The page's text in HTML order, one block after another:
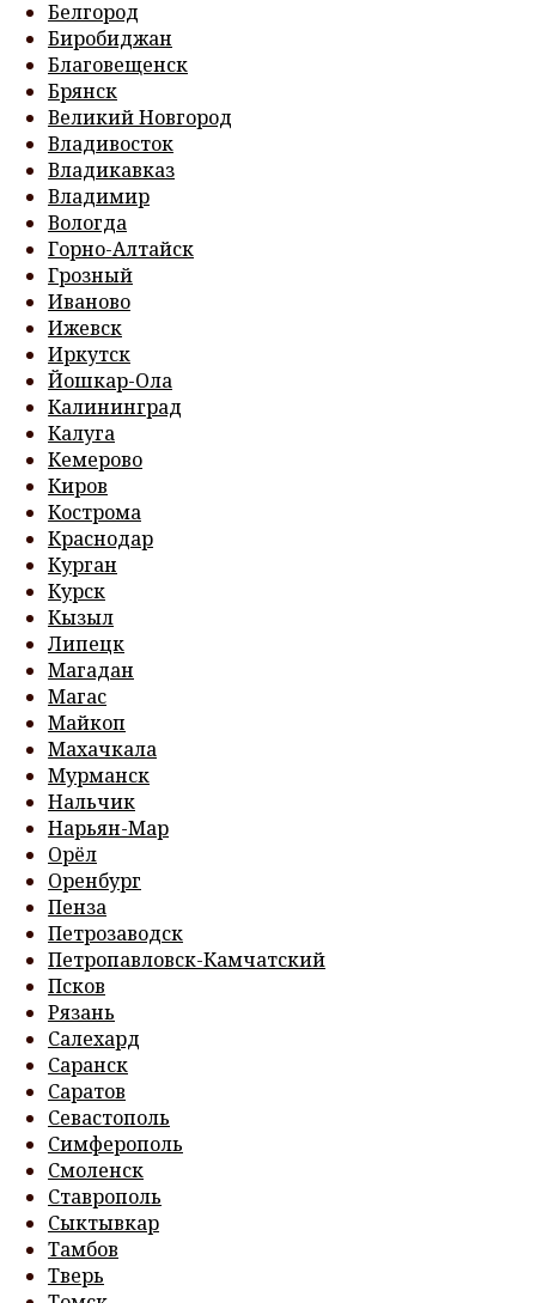
Белгород
Биробиджан
Благовещенск
Брянск
Великий Новгород
Владивосток
Владикавказ
Владимир
Вологда
Горно-Алтайск
Грозный
Иваново
Ижевск
Иркутск
Йошкар-Ола
Калининград
Калуга
Кемерово
Киров
Кострома
Краснодар
Курган
Курск
Кызыл
Липецк
Магадан
Магас
Майкоп
Махачкала
Мурманск
Нальчик
Нарьян-Мар
Орёл
Оренбург
Пенза
Петрозаводск
Петропавловск-Камчатский
Псков
Рязань
Салехард
Саранск
Саратов
Севастополь
Симферополь
Смоленск
Ставрополь
Сыктывкар
Тамбов
Тверь